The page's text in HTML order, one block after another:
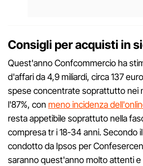
Consigli per acquisti in
Quest'anno Confcommercio ha
d'affari da 4,9 miliardi, circa 137
spese concentrate soprattutto nei
l'87%, con meno incidenza
resta appetibile soprattuto nella
compresa tr i 18-34 anni. Secondo
condotto da Ipsos per
saranno quest'anno molto attenti